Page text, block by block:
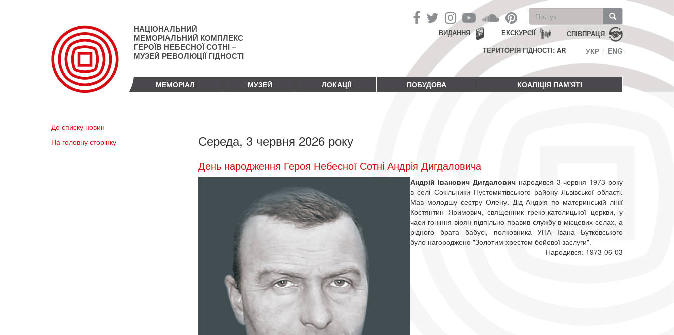
НАЦІОНАЛЬНИЙ
МЕМОРІАЛЬНИЙ КОМПЛЕКС
ГЕРОЇВ НЕБЕСНОЇ СОТНІ –
МУЗЕЙ РЕВОЛЮЦІЇ ГІДНОСТІ
Пошукова
форма
Пошук СПІВПРАЦЯ
ЕКСКУРСІЇ
ВИДАННЯ
ТЕРИТОРІЯ ГІДНОСТІ: AR
УКР ENG
МЕМОРІАЛ МУЗЕЙ ЛОКАЦІЇ ПОБУДОВА КОАЛІЦІЯ ПАМ'ЯТІ
До списку новин
На головну сторінку
Середа, 3 червня 2026 року
День народження Героя Небесної Сотні Андрія Дигдаловича
Андрій Іванович Дигдаловичнародився 3 червня 1973 року
в селі Сокільники Пустомитівського району Львівської області.
Мав молодшу сестру Олену. Дід Андрія по материнській лінії
Костянтин Яримович, священник греко-католицької церкви, у
часи гоніння вірян підпільно правив службу в місцевих селах, а
рідного брата бабусі, полковника УПА Івана Бутковського
було нагороджено "Золотим хрестом бойової заслуги".
Народився: 1973-06-03